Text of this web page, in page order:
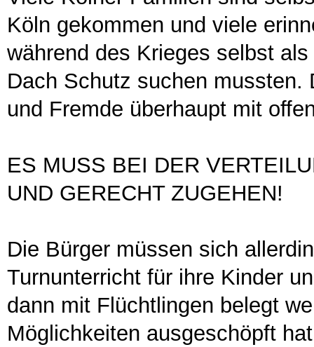
Köln gekommen und viele
während des Krieges selbst
Dach Schutz suchen mussten.
und Fremde überhaupt mit
ES MUSS BEI DER
UND GERECHT ZUGEHEN!
Die Bürger müssen sich
Turnunterricht für ihre Kinder
dann mit Flüchtlingen belegt
Möglichkeiten ausgeschöpft